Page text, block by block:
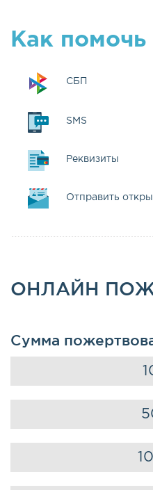
Как помочь
СБП
SMS
Реквизиты
Отправить
ОНЛАЙН
Сумма